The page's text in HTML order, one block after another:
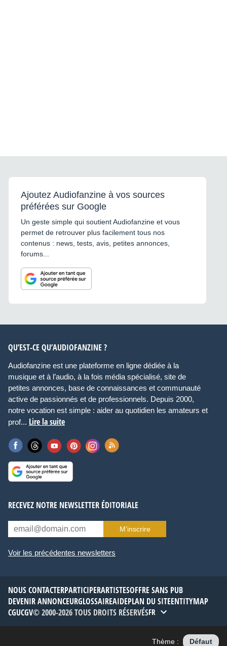
Ajoutez Audiofanzine à vos sources
préférées sur Google
Un geste simple qui soutient Audiofanzine et vous
permet de retrouver plus facilement tous nos
contenus : news, tests, avis, petites annonces,
forums...
QU’EST-CE QU’AUDIOFANZINE ?
Audiofanzine est une plateforme en ligne dédiée à la
musique et à l’audio, à la fois média spécialisé, site de
petites annonces, base de connaissances et communauté
active de passionnés et de professionnels. Depuis 2000,
notre vocation est simple : aider au quotidien les amateurs et
prof... Lire la suite
RECEVEZ NOTRE NEWSLETTER ÉDITORIALE
M’inscrire
Voir les précédentes newsletters
NOUS CONTACTERPARTICIPERARTISTESOFFRE SANS PUB
DEVENIR ANNONCEURGLOSSAIREAIDEPLAN DU SITEENTITYMAP
CGUCGV© 2000-2026 TOUS DROITS RÉSERVÉSFR
Thème : Défaut